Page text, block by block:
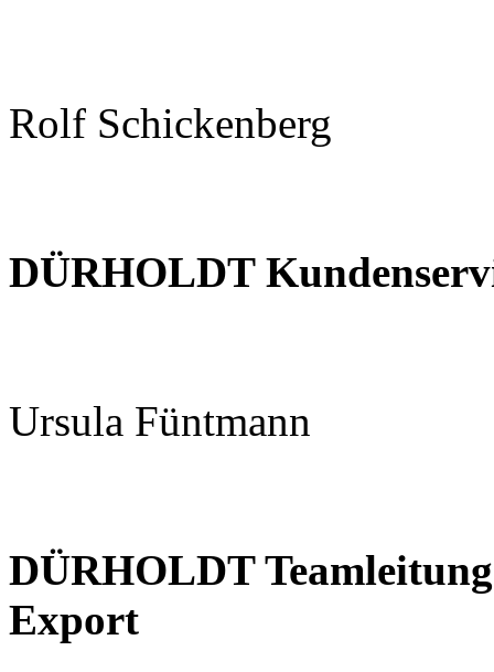
Rolf Schickenberg
DÜRHOLDT
Ursula Füntmann
DÜRHOLDT
Export